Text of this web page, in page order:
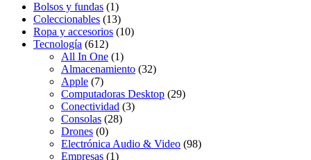
Bolsos y fundas (1)
Coleccionables (13)
Ropa y accesorios (10)
Tecnología (612)
All In One (1)
Almacenamiento (32)
Apple (7)
Computadoras Desktop (29)
Conectividad (3)
Consolas (28)
Drones (0)
Electrónica Audio & Video (98)
Empresas (1)